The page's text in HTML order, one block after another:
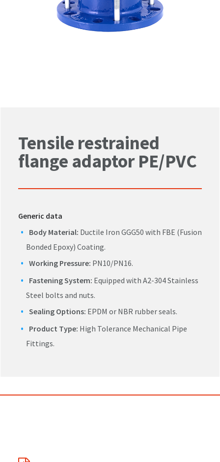
Tensile restrained
flange adaptor PE/PVC
Generic data
Body Material: Ductile Iron GGG50 with FBE (Fusion
Bonded Epoxy) Coating.
Working Pressure: PN10/PN16.
Fastening System: Equipped with A2-304 Stainless
Steel bolts and nuts.
Sealing Options: EPDM or NBR rubber seals.
Product Type: High Tolerance Mechanical Pipe
Fittings.